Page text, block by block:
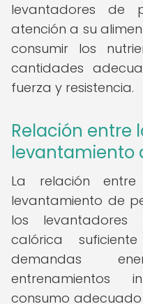
levantadores de
atención a su
consumir los
cantidades
fuerza y resistencia.
Relación entre
levantamiento
La relación
levantamiento de
los levantadores
calórica
demandas
entrenamientos
consumo